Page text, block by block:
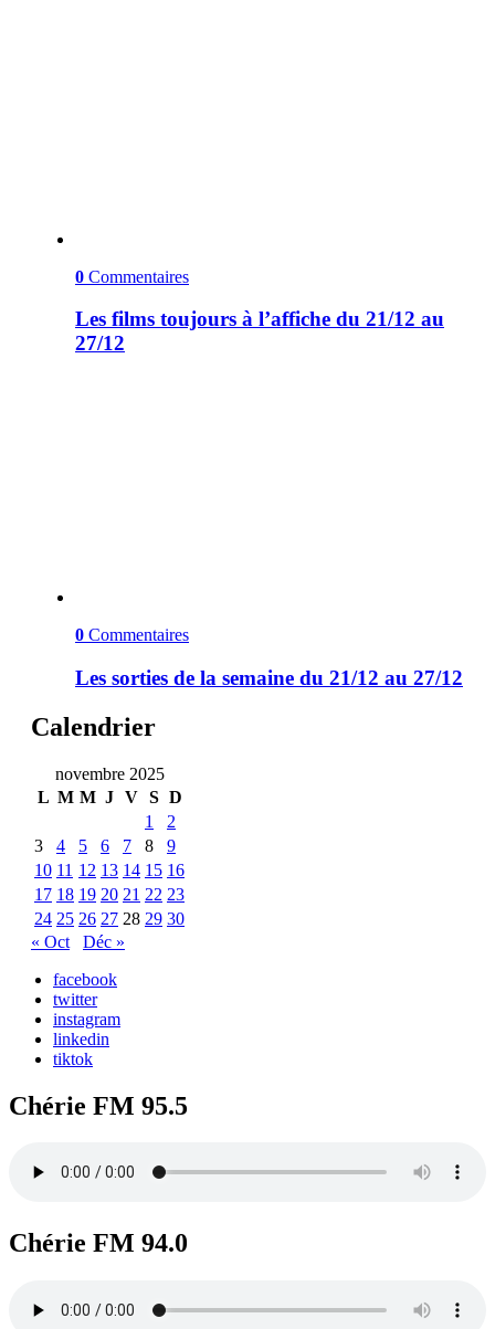
0 Commentaires
Les films toujours à l’affiche du 21/12 au
27/12
0 Commentaires
Les sorties de la semaine du 21/12 au 27/12
Calendrier
novembre 2025
L M M J V S D
1
2
3
4 5 6 7 8
9
10 11 12 13 14 15 16
17 18 19 20 21 22 23
24 25 26 27 28 29 30
« Oct
Déc »
facebook
twitter
instagram
linkedin
tiktok
Chérie FM 95.5
Chérie FM 94.0